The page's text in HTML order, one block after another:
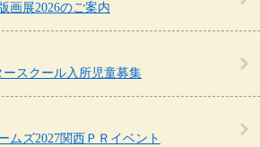
展2026のご案内
スクール入所児童募集
ムズ2027関西ＰＲイベント